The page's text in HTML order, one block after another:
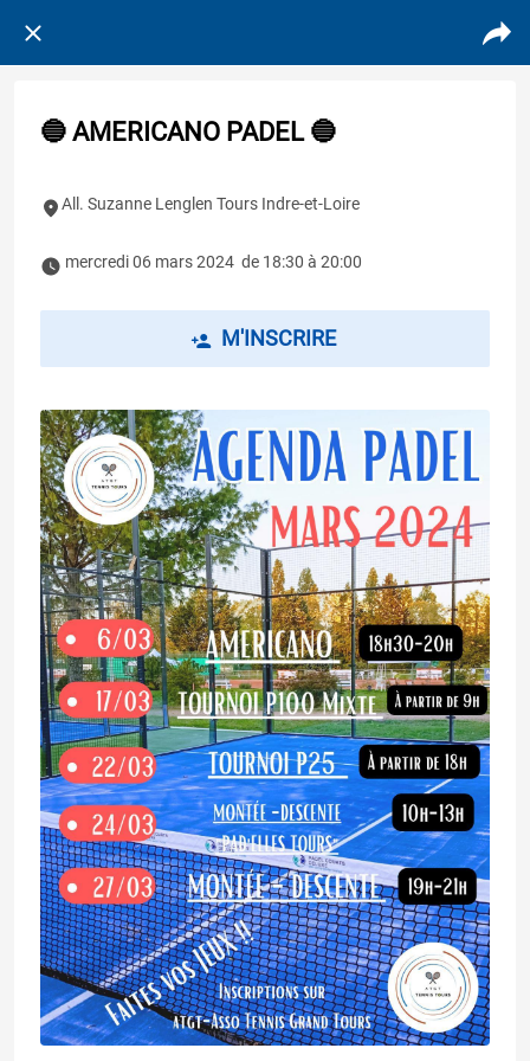
🔵 AMERICANO PADEL 🔵
All. Suzanne Lenglen Tours Indre-et-Loire
mercredi 06 mars 2024  de 18:30 à 20:00
M'INSCRIRE